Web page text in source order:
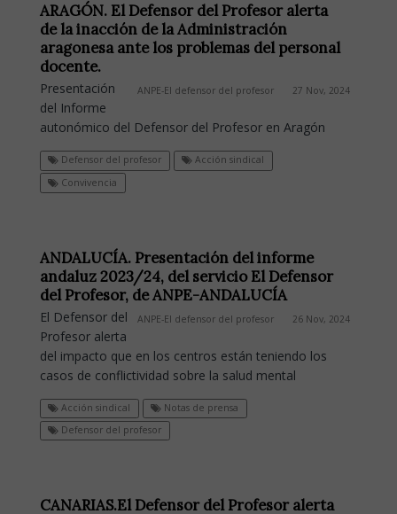
ARAGÓN. El Defensor del Profesor alerta
de la inacción de la Administración
aragonesa ante los problemas del personal
docente.
ANPE-El defensor del profesor 27 Nov, 2024
Presentación
del Informe
autonómico del Defensor del Profesor en Aragón
Defensor del profesor
Acción sindical
Convivencia
ANDALUCÍA. Presentación del informe
andaluz 2023/24, del servicio El Defensor
del Profesor, de ANPE-ANDALUCÍA
ANPE-El defensor del profesor 26 Nov, 2024
El Defensor del
Profesor alerta
del impacto que en los centros están teniendo los
casos de conflictividad sobre la salud mental
Acción sindical
Notas de prensa
Defensor del profesor
CANARIAS.El Defensor del Profesor alerta